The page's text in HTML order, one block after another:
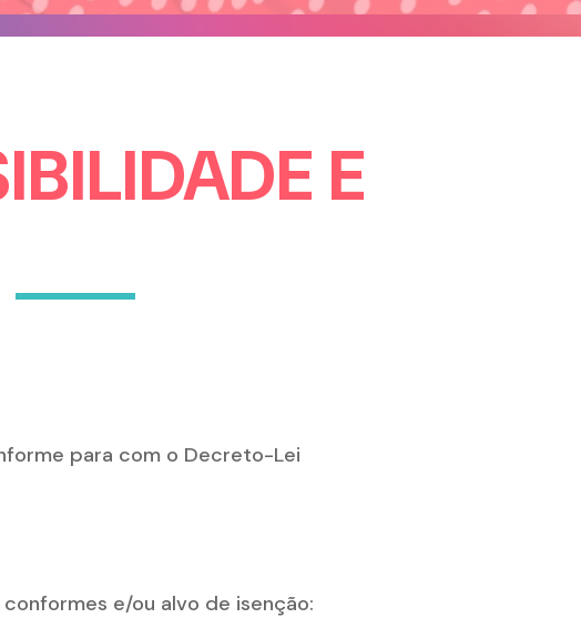
E
para com o Decreto-Lei
e/ou alvo de isenção: